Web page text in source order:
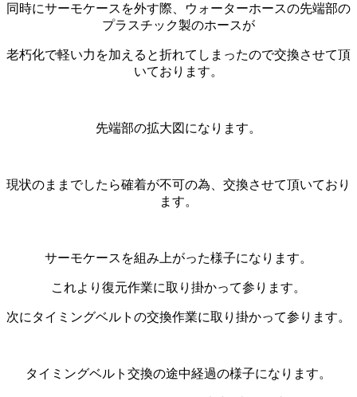
同時にサーモケースを外す際、ウォーターホースの先端部の
プラスチック製のホースが
老朽化で軽い力を加えると折れてしまったので交換させて頂
いております。
先端部の拡大図になります。
現状のままでしたら確着が不可の為、交換させて頂いており
ます。
サーモケースを組み上がった様子になります。
これより復元作業に取り掛かって参ります。
次にタイミングベルトの交換作業に取り掛かって参ります。
タイミングベルト交換の途中経過の様子になります。